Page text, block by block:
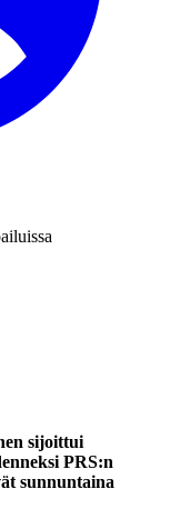
sijoittui
PRS:n
sunnuntaina